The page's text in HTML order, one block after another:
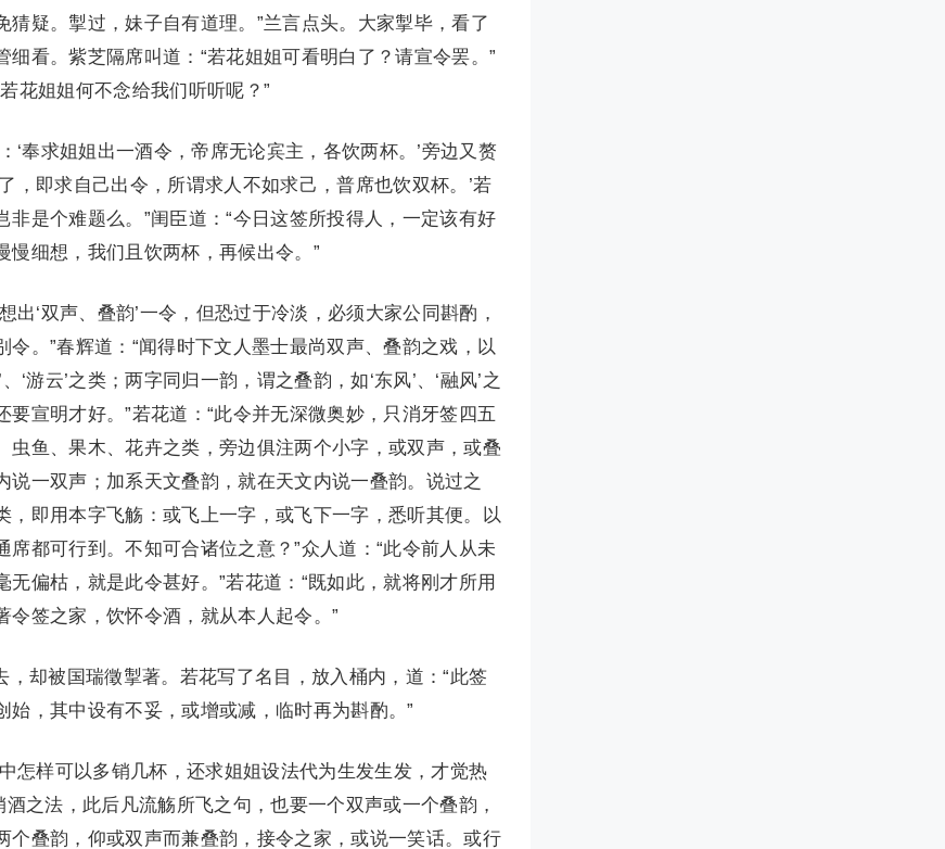
猜疑。掣过，妹子自有道理。”兰言点头。大家掣毕，看了
看。紫芝隔席叫道：“若花姐姐可看明白了？请宣令罢。”
花姐姐何不念给我们听听呢？”
求姐姐出一酒令，帝席无论宾主，各饮两杯。’旁边又赘
，即求自己出令，所谓求人不如求己，普席也饮双杯。’若
是个难题么。”闺臣道：“今日这签所投得人，一定该有好
细想，我们且饮两杯，再候出令。”
‘双声、叠韵’一令，但恐过于冷淡，必须大家公同斟酌，
。”春辉道：“闻得时下文人墨士最尚双声、叠韵之戏，以
‘游云’之类；两字同归一韵，谓之叠韵，如‘东风’、‘融风’之
宣明才好。”若花道：“此令并无深微奥妙，只消牙签四五
虫鱼、果木、花卉之类，旁边俱注两个小字，或双声，或叠
说一双声；加系天文叠韵，就在天文内说一叠韵。说过之
，即用本字飞觞：或飞上一字，或飞下一字，悉听其便。以
都可行到。不知可合诸位之意？”众人道：“此令前人从未
偏枯，就是此令甚好。”若花道：“既如此，就将刚才所用
令签之家，饮怀令酒，就从本人起令。”
却被国瑞徵掣著。若花写了名目，放入桶内，道：“此签
，其中设有不妥，或增或减，临时再为斟酌。”
样可以多销几杯，还求姐姐设法代为生发生发，才觉热
之法，此后凡流觞所飞之句，也要一个双声或一个叠韵，
个叠韵，仰或双声而兼叠韵，接令之家，或说一笑话。或行